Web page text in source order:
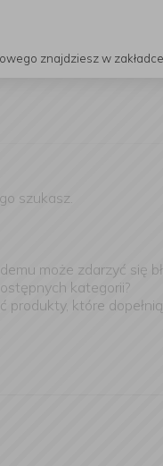
szukasz.
może zdarzyć się
kategorii?
które
znajdziesz w